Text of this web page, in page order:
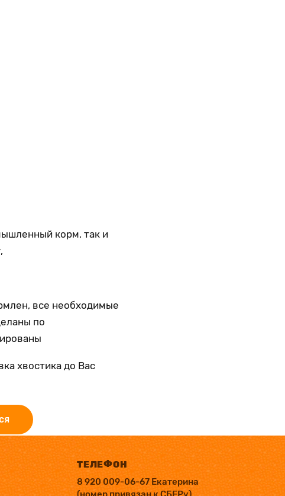
корм, так и
все необходимые
по
хвостика до Вас
ТЕЛЕФОН
8 920 009-06-67 Екатерина